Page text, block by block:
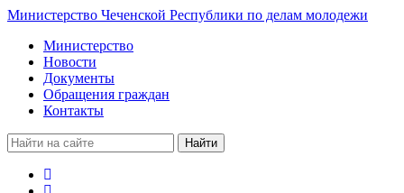
Министерство Чеченской Республики по делам молодежи
Министерство
Новости
Документы
Обращения граждан
Контакты
Найти